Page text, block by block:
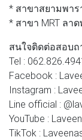
* สาขาสยามพาร
* สาขา MRT ลา
สนใจติดต่อสอบถ
Tel :
Facebook :
Instagram :
Line official :
YouTube :
TikTok :